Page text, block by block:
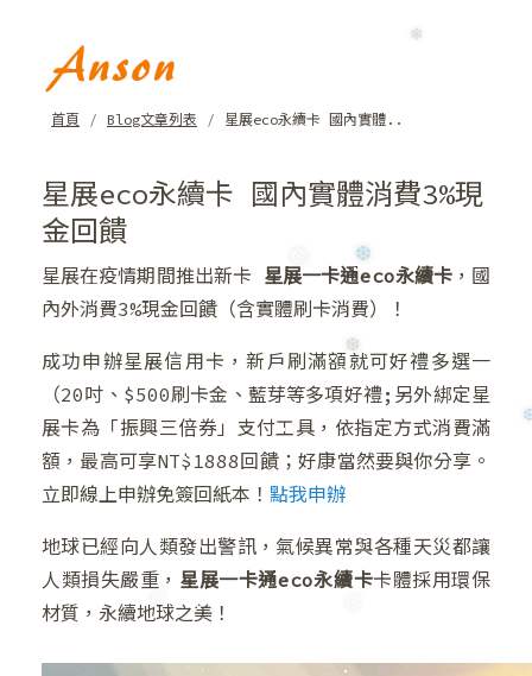
首頁 Blog文章列表 星展eco永續卡 國內實體..
星展eco永續卡 國內實體消費3%現
金回饋
星展在疫情期間推出新卡 星展一卡通eco永續卡，國
內外消費3%現金回饋（含實體刷卡消費）！
成功申辦星展信用卡，新戶刷滿額就可好禮多選一
（20吋、$500刷卡金、藍芽等多項好禮;另外綁定星
展卡為「振興三倍券」支付工具，依指定方式消費滿
額，最高可享NT$1888回饋；好康當然要與你分享。
立即線上申辦免簽回紙本！ 點我申辦
地球已經向人類發出警訊，氣候異常與各種天災都讓
人類損失嚴重， 星展一卡通eco永續卡卡體採用環保
材質，永續地球之美！
❆